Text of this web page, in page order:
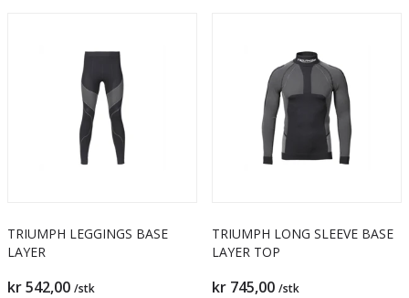
TRIUMPH LEGGINGS BASE
LAYER
kr 542,00 /stk
TRIUMPH LONG SLEEVE BASE
LAYER TOP
kr 745,00 /stk